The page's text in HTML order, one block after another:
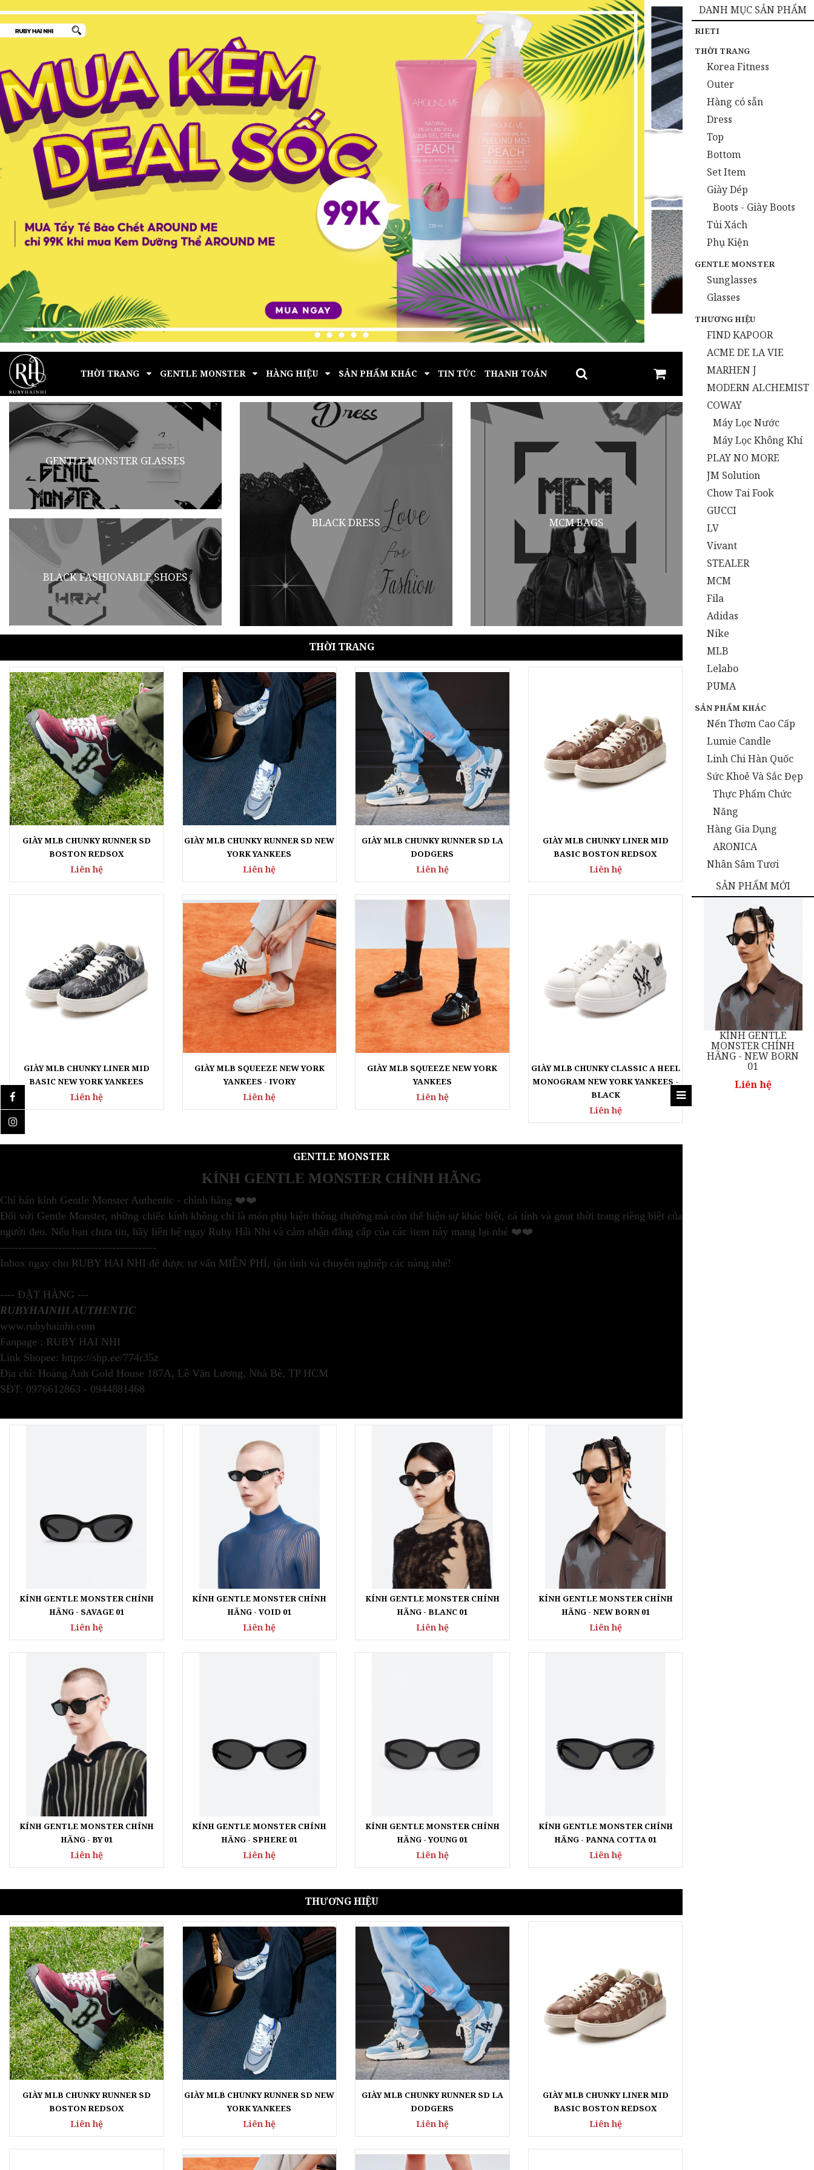
THỜI TRANG GENTLE MONSTER HÀNG HIỆU SẢN PHẨM KHÁC TIN TỨC THANH TOÁN
GENTLE MONSTER GLASSES
BLACK FASHIONABLE SHOES
BLACK DRESS MCM BAGS
THỜI TRANG
GIÀY MLB CHUNKY RUNNER SD
Liên hệ
GIÀY MLB CHUNKY RUNNER SD NEW
Liên hệ
GIÀY MLB CHUNKY RUNNER SD LA
Liên hệ Liên hệ
Liên hệ
GIÀY MLB SQUEEZE NEW YORK
Liên hệ
GIÀY MLB SQUEEZE NEW YORK
Liên hệ
BLACK
Liên hệ
KÍNH GENTLE MONSTER CHÍNH HÃNG
Chỉ bán kính Gentle Monster Authentic - chính hãng ❤️❤️
Đối với Gentle Monster, những chiếc kính không chỉ là món phụ kiện thông thường mà còn thể hiện sự khác biệt, cá tính và gout thời trang riêng biệt của
người đeo. Nếu bạn chưa tin, hãy liên hệ ngay Ruby Hải Nhi và cảm nhận đẳng cấp của các item này mang lại nhé ❤️❤️
-------------------------------------------
Inbox ngay cho RUBY HAI NHI để được tư vấn MIỄN PHÍ, tận tình và chuyên nghiệp các nàng nhé!
---- ĐẶT HÀNG ---
RUBYHAINHI AUTHENTIC
www.rubyhainhi.com
Link Shopee: https://shp.ee/774r35z
Địa chỉ: Hoàng Anh Gold House 187A, Lê Văn Lương, Nhà Bè, TP HCM
SĐT: 0976612863 - 0944881468
Liên hệ
KÍNH GENTLE MONSTER CHÍNH
HÃNG - VOID 01
Liên hệ
KÍNH GENTLE MONSTER CHÍNH
HÃNG - BLANC 01
Liên hệ
KÍNH GENTLE MONSTER CHÍNH
HÃNG - NEW BORN 01
Liên hệ
KÍNH GENTLE MONSTER CHÍNH
HÃNG - BY 01
Liên hệ Liên hệ Liên hệ Liên hệ
GIÀY MLB CHUNKY RUNNER SD
Liên hệ
GIÀY MLB CHUNKY RUNNER SD NEW
Liên hệ
GIÀY MLB CHUNKY RUNNER SD LA
Liên hệ Liên hệ
DANH MỤC SẢN PHẨM
RIETI
THỜI TRANG
Korea Fitness
Outer
Hàng có sẵn
Dress
Top
Bottom
Set Item
Giày Dép
Boots - Giày Boots
Túi Xách
Phụ Kiện
GENTLE MONSTER
Sunglasses
Glasses
THƯƠNG HIỆU
FIND KAPOOR
ACME DE LA VIE
MARHEN J
MODERN ALCHEMIST
COWAY
Máy Lọc Nước
Máy Lọc Không Khí
PLAY NO MORE
JM Solution
Chow Tai Fook
GUCCI
LV
Vivant
STEALER
MCM
Fila
Adidas
Nike
MLB
Lelabo
PUMA
SẢN PHẨM KHÁC
Nến Thơm Cao Cấp
Lumie Candle
Linh Chi Hàn Quốc
Sức Khoẻ Và Sắc Đẹp
Thực Phẩm Chức
Năng
Hàng Gia Dụng
ARONICA
Nhân Sâm Tươi
SẢN PHẨM MỚI
KÍNH GENTLE
MONSTER CHÍNH
HÃNG - SAVAGE 01
Liên hệ
KÍNH GENTLE
MONSTER CHÍNH
HÃNG - VOID 01
Liên hệ
Liên hệ
KÍNH GENTLE
MONSTER CHÍNH
HÃNG - NEW BORN
01
Liên hệ